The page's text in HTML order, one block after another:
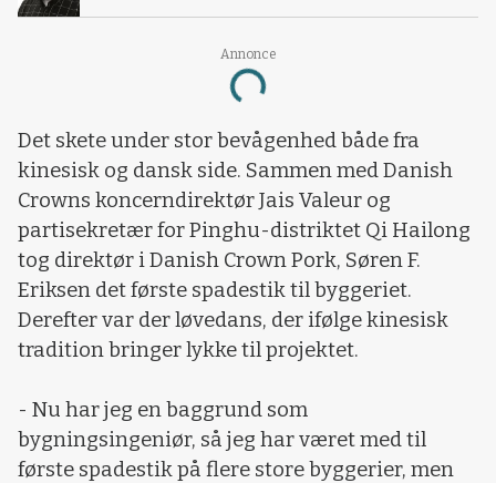
Annonce
Loading...
Det skete under stor bevågenhed både fra
kinesisk og dansk side. Sammen med Danish
Crowns koncerndirektør Jais Valeur og
partisekretær for Pinghu-distriktet Qi Hailong
tog direktør i Danish Crown Pork, Søren F.
Eriksen det første spadestik til byggeriet.
Derefter var der løvedans, der ifølge kinesisk
tradition bringer lykke til projektet.
- Nu har jeg en baggrund som
bygningsingeniør, så jeg har været med til
første spadestik på flere store byggerier, men